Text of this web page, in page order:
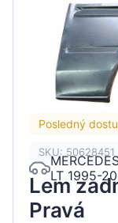
Posledný
SKU: 50628451
LT 1995-
Lem
Pravá